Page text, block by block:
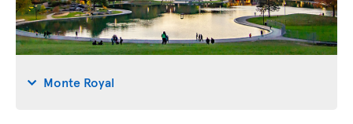
Monte Royal